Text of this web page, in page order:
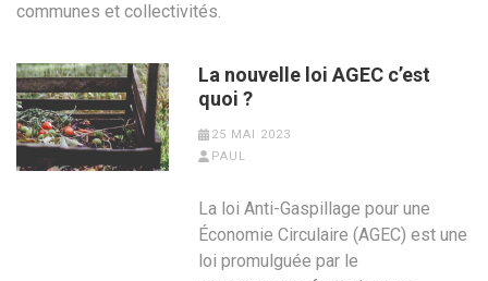
communes et collectivités.
La nouvelle loi AGEC c’est
quoi ?
25 MAI 2023
PAUL
La loi Anti-Gaspillage pour une
Économie Circulaire (AGEC) est une
loi promulguée par le